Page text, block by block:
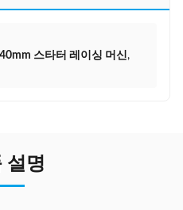
40mm 스타터 레이싱 머신,
설명